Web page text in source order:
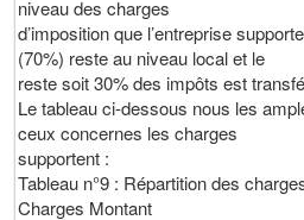
niveau des charges
d’imposition que l’entreprise
(70%) reste au niveau local et le
reste soit 30% des impôts est
Le tableau ci-dessous nous les
ceux concernes les charges
supportent :
Tableau n°9 : Répartition des
Charges Montant